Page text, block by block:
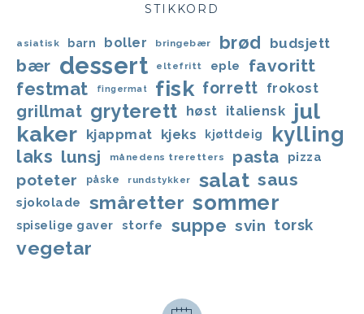
STIKKORD
asiatisk barn boller bringebær brød budsjett
bær dessert eltefritt eple favoritt
festmat fingermat fisk forrett frokost
grillmat gryterett høst italiensk
jul
kaker kjappmat kjeks kjøttdeig kylling
laks lunsj månedens treretters pasta pizza
poteter påske rundstykker salat saus
sjokolade småretter sommer
spiselige gaver storfe suppe svin torsk
vegetar